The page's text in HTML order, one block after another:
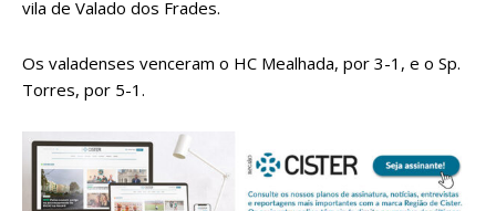
vila de Valado dos Frades.
Os valadenses venceram o HC Mealhada, por 3-1, e o Sp.
Torres, por 5-1.